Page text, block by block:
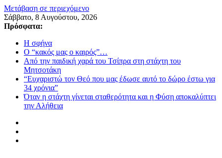
Μετάβαση σε περιεχόμενο
Σάββατο, 8 Αυγούστου, 2026
Πρόσφατα:
Η σφήνα
Ο “κακός μας ο καιρός”…
Από την παιδική χαρά του Τσίπρα στη στάχτη του
Μητσοτάκη
“Ευχαριστώ τον Θεό που μας έδωσε αυτό το δώρο έστω για
34 χρόνια”
Όταν η στάχτη γίνεται σταθερότητα και η Φύση αποκαλύπτει
την Αλήθεια